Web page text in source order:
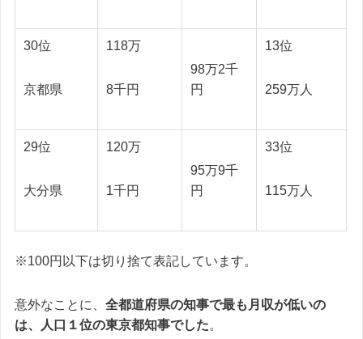
30位
京都県
118万
8千円
98万2千
円
13位
259万人
29位
大分県
120万
1千円
95万9千
円
33位
115万人
※100円以下は切り捨て表記しています。
意外なことに、 全都道府県の知事で最も月収が低いの
は、人口１位の東京都知事でした。